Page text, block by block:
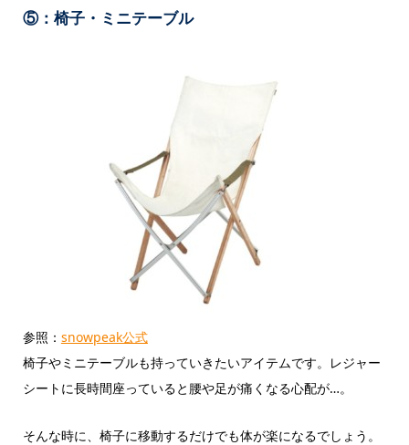
⑤：椅子・ミニテーブル
参照： snowpeak公式
椅子やミニテーブルも持っていきたいアイテムです。レジャー
シートに長時間座っていると腰や足が痛くなる心配が…。
そんな時に、椅子に移動するだけでも体が楽になるでしょう。